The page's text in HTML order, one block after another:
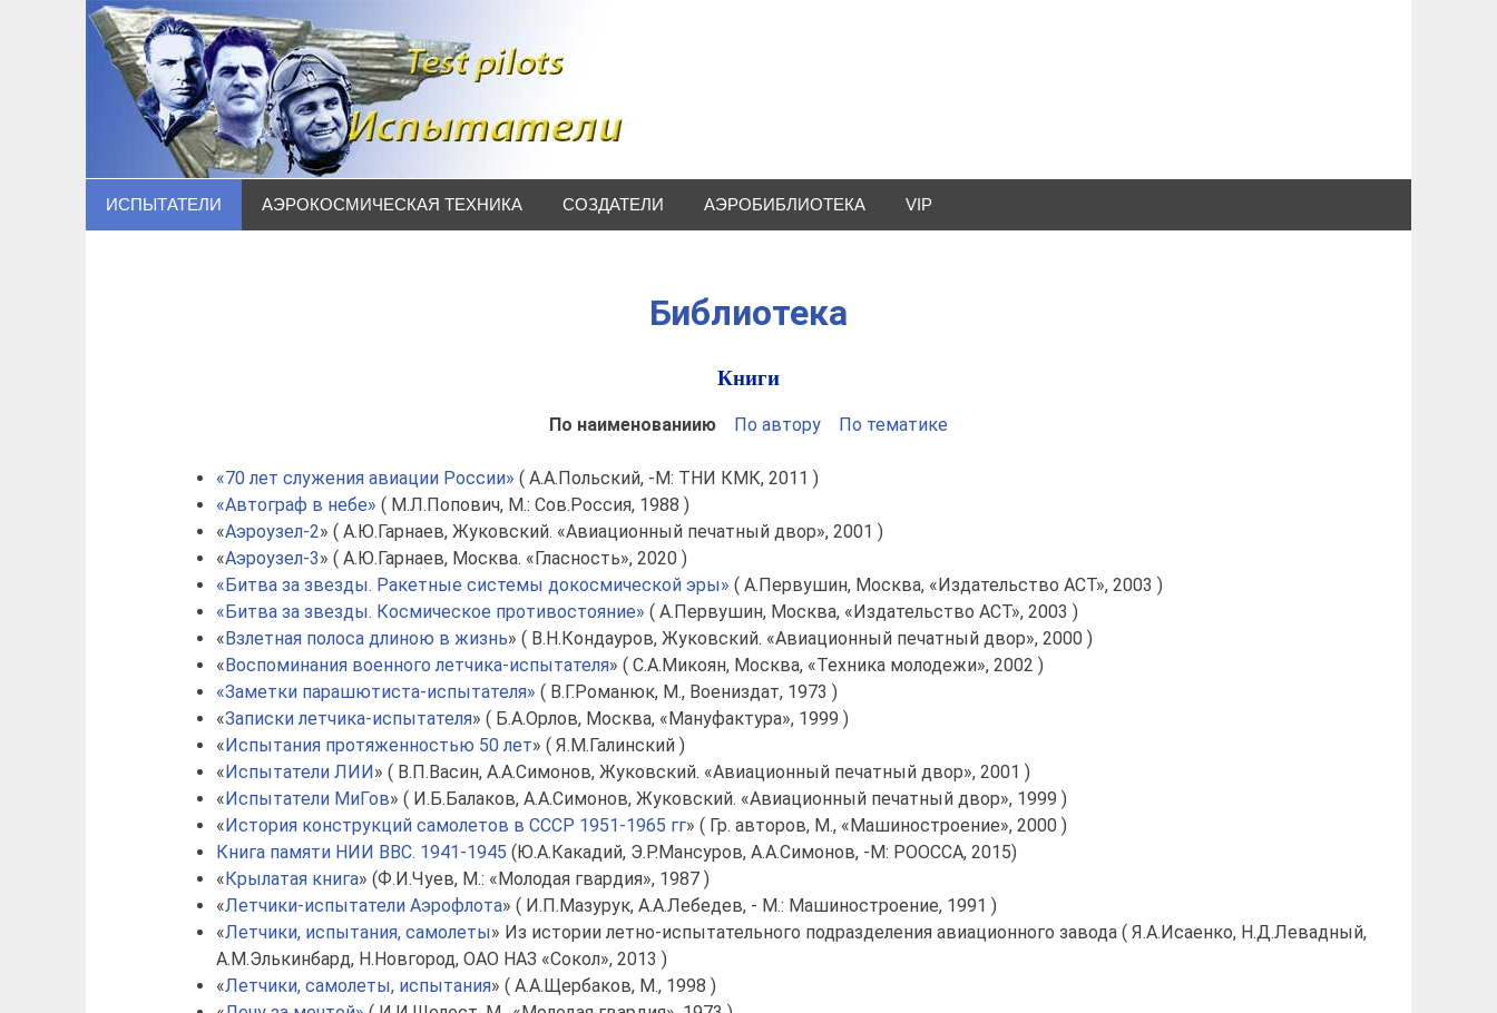
Наверх
ИСПЫТАТЕЛИ АЭРОКОСМИЧЕСКАЯ ТЕХНИКА СОЗДАТЕЛИ АЭРОБИБЛИОТЕКА VIP
Библиотека
Книги
По наименованиию По автору По тематике
«70 лет служения авиации России» ( А.А.Польский, -М: ТНИ КМК, 2011 )
«Автограф в небе» ( М.Л.Попович, М.: Сов.Россия, 1988 )
«Аэроузел-2» ( А.Ю.Гарнаев, Жуковский. «Авиационный печатный двор», 2001 )
«Аэроузел-3» ( А.Ю.Гарнаев, Москва. «Гласность», 2020 )
«Битва за звезды. Ракетные системы докосмической эры» ( А.Первушин, Москва, «Издательство АСТ», 2003 )
«Битва за звезды. Космическое противостояние» ( А.Первушин, Москва, «Издательство АСТ», 2003 )
« Взлетная полоса длиною в жизнь» ( В.Н.Кондауров, Жуковский. «Авиационный печатный двор», 2000 )
« Воспоминания военного летчика-испытателя» ( С.А.Микоян, Москва, «Техника молодежи», 2002 )
«Заметки парашютиста-испытателя» ( В.Г.Романюк, М., Воениздат, 1973 )
«Записки летчика-испытателя» ( Б.А.Орлов, Москва, «Мануфактура», 1999 )
« Испытания протяженностью 50 лет» ( Я.М.Галинский )
« Испытатели ЛИИ » ( В.П.Васин, А.А.Симонов, Жуковский. «Авиационный печатный двор», 2001 )
« Испытатели МиГов» ( И.Б.Балаков, А.А.Симонов, Жуковский. «Авиационный печатный двор», 1999 )
« История конструкций самолетов в СССР 1951-1965 гг» ( Гр. авторов, М., «Машиностроение», 2000 )
Книга памяти НИИ ВВС. 1941-1945 (Ю.А.Какадий, Э.Р.Мансуров, А.А.Симонов, -М: РООССА, 2015)
« Крылатая книга» (Ф.И.Чуев, М.: «Молодая гвардия», 1987 )
«Летчики-испытатели Аэрофлота» ( И.П.Мазурук, А.А.Лебедев, - М.: Машиностроение, 1991 )
«Летчики, испытания, самолеты» Из истории летно-испытательного подразделения авиационного завода ( Я.А.Исаенко, Н.Д.Левадный,
А.М.Элькинбард, Н.Новгород, ОАО НАЗ «Сокол», 2013 )
«Летчики, самолеты, испытания» ( А.А.Щербаков, М., 1998 )